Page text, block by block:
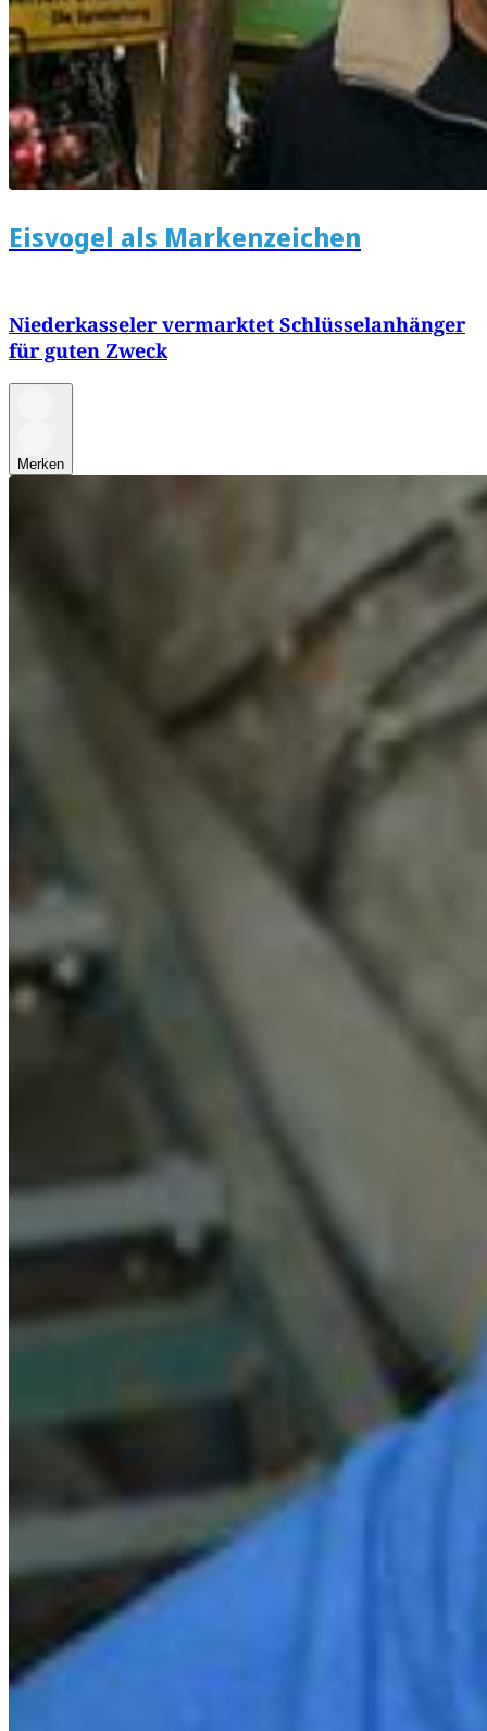
Eisvogel als Markenzeichen
Niederkasseler vermarktet Schlüsselanhänger
für guten Zweck
Merken